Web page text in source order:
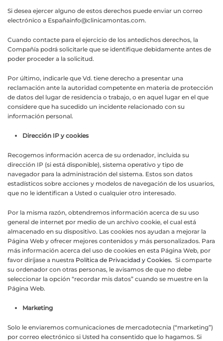
Si desea ejercer alguno de estos derechos puede enviar un correo
electrónico a Españainfo@clinicamontas.com.
Cuando contacte para el ejercicio de los antedichos derechos, la
Compañía podrá solicitarle que se identifique debidamente antes de
poder proceder a la solicitud.
Por último, indicarle que Vd. tiene derecho a presentar una
reclamación ante la autoridad competente en materia de protección
de datos del lugar de residencia o trabajo, o en aquel lugar en el que
considere que ha sucedido un incidente relacionado con su
información personal.
Dirección IP y cookies
Recogemos información acerca de su ordenador, incluida su
dirección IP (si está disponible), sistema operativo y tipo de
navegador para la administración del sistema. Estos son datos
estadísticos sobre acciones y modelos de navegación de los usuarios,
que no le identifican a Usted o cualquier otro interesado.
Por la misma razón, obtendremos información acerca de su uso
general de internet por medio de un archivo cookie, el cual está
almacenado en su dispositivo. Las cookies nos ayudan a mejorar la
Página Web y ofrecer mejores contenidos y más personalizados. Para
más información acerca del uso de cookies en esta Página Web, por
favor diríjase a nuestra Política de Privacidad y Cookies. Si comparte
su ordenador con otras personas, le avisamos de que no debe
seleccionar la opción “recordar mis datos” cuando se muestre en la
Página Web.
Marketing
Solo le enviaremos comunicaciones de mercadotecnia (“marketing”)
por correo electrónico si Usted ha consentido que lo hagamos. Si